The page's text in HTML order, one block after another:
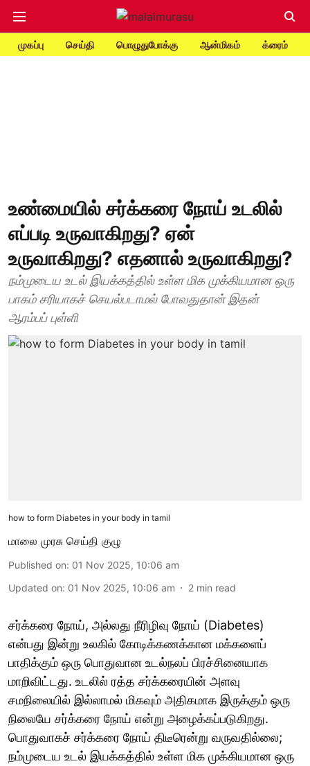
முகப்பு செய்தி பொழுதுபோக்கு ஆன்மிகம் க்ரைம்
உண்மையில் சர்க்கரை நோய் உடலில்
எப்படி உருவாகிறது? ஏன்
உருவாகிறது? எதனால் உருவாகிறது?
நம்முடைய உடல் இயக்கத்தில் உள்ள மிக முக்கியமான ஒரு
பாகம் சரியாகச் செயல்படாமல் போவதுதான் இதன்
ஆரம்பப் புள்ளி
how to form Diabetes in your body in tamil
மாலை முரசு செய்தி குழு
Published on: 01 Nov 2025, 10:06 am
Updated on: 01 Nov 2025, 10:06 am 2 min read
சர்க்கரை நோய், அல்லது நீரிழிவு நோய் (Diabetes)
என்பது இன்று உலகில் கோடிக்கணக்கான மக்களைப்
பாதிக்கும் ஒரு பொதுவான உடல்நலப் பிரச்சினையாக
மாறிவிட்டது. உடலில் ரத்த சர்க்கரையின் அளவு
சமநிலையில் இல்லாமல் மிகவும் அதிகமாக இருக்கும் ஒரு
நிலையே சர்க்கரை நோய் என்று அழைக்கப்படுகிறது.
பொதுவாகச் சர்க்கரை நோய் திடீரென்று வருவதில்லை;
நம்முடைய உடல் இயக்கத்தில் உள்ள மிக முக்கியமான ஒரு